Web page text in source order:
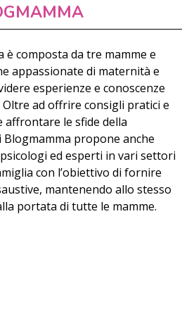
è composta da tre mamme e
appassionate di maternità e
esperienze e conoscenze
ad offrire consigli pratici e
affrontare le sfide della
propone anche
ed esperti in vari settori
con l’obiettivo di fornire
mantenendo allo stesso
portata di tutte le mamme.